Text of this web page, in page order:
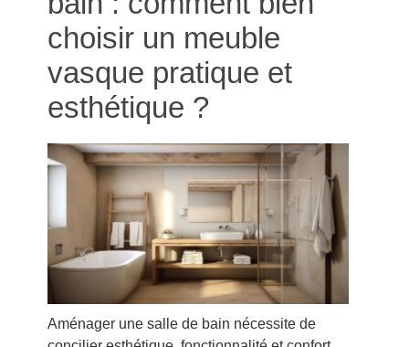
choisir un meuble
vasque pratique et
esthétique ?
Aménager une salle de bain nécessite de